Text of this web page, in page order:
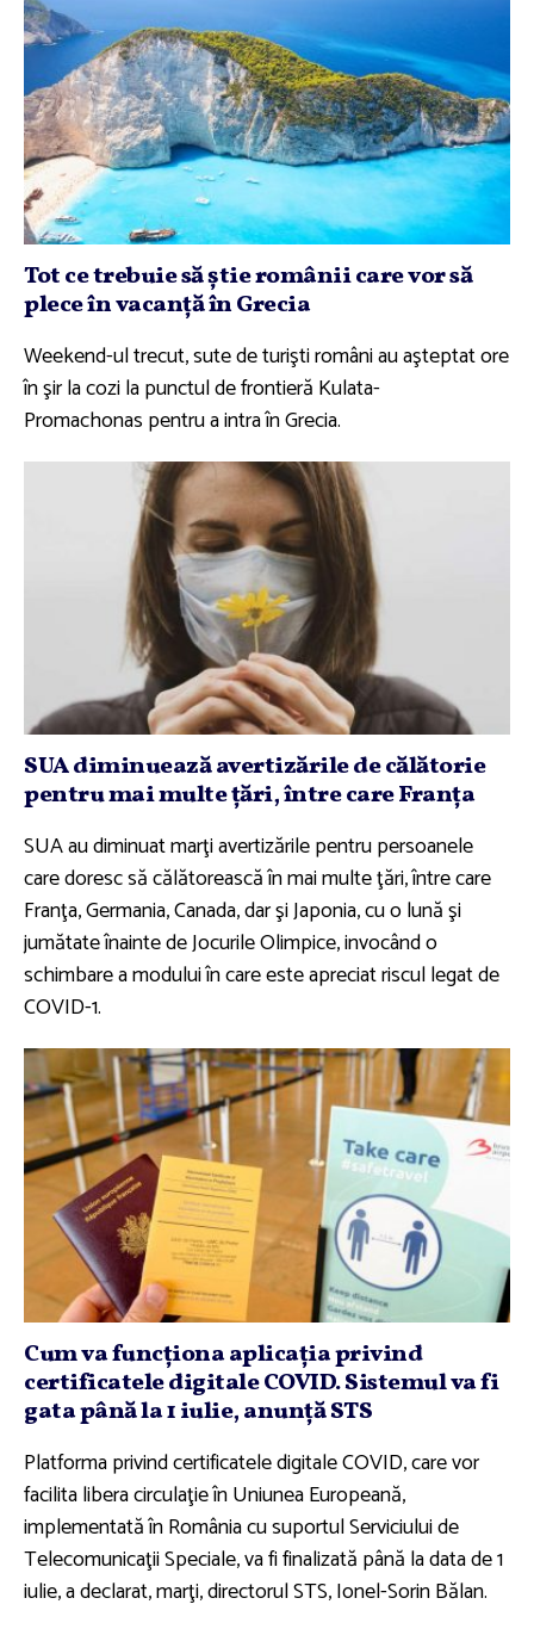
Tot ce trebuie să ştie românii care vor să
plece în vacanţă în Grecia
Weekend-ul trecut, sute de turişti români au aşteptat ore
în şir la cozi la punctul de frontieră Kulata-
Promachonas pentru a intra în Grecia.
SUA diminuează avertizările de călătorie
pentru mai multe ţări, între care Franţa
SUA au diminuat marţi avertizările pentru persoanele
care doresc să călătorească în mai multe ţări, între care
Franţa, Germania, Canada, dar şi Japonia, cu o lună şi
jumătate înainte de Jocurile Olimpice, invocând o
schimbare a modului în care este apreciat riscul legat de
COVID-1.
Cum va funcţiona aplicaţia privind
certificatele digitale COVID. Sistemul va fi
gata până la 1 iulie, anunţă STS
Platforma privind certificatele digitale COVID, care vor
facilita libera circulaţie în Uniunea Europeană,
implementată în România cu suportul Serviciului de
Telecomunicaţii Speciale, va fi finalizată până la data de 1
iulie, a declarat, marţi, directorul STS, Ionel-Sorin Bălan.